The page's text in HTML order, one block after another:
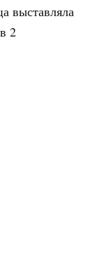
выставляла
2